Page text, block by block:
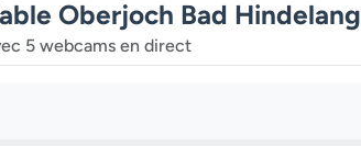
Oberjoch Bad Hindelang
5 webcams en direct